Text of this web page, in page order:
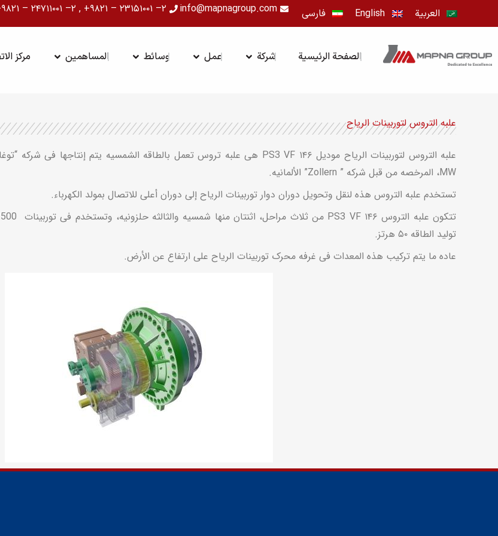
إلى
العربية English فارسی info@mapnagroup.com ۲– ۲۳۱۵۱۰۰۱ – ۹۸۲۱+ , ۲– ۲۴۷۱۱۰۰۱ – ۹۸۲۱+
الصفحة الرئيسية شركة OPEN شركة عمل OPEN عمل وسائط OPEN وسائط المساهمين OPEN المساهمين مركز
علبه التروس لتوربینات الریاح
MW، المرخصه من قبل شرکه ” Zollern” الألمانیه.
تستخدم علبه التروس هذه لنقل وتحویل دوران دوار توربینات الریاح إلى دوران أعلى للاتصال بمولد الکهرباء.
تولید الطاقه ۵۰ هرتز.
عاده ما یتم ترکیب هذه المعدات فی غرفه محرک توربینات الریاح على ارتفاع عن الأرض.